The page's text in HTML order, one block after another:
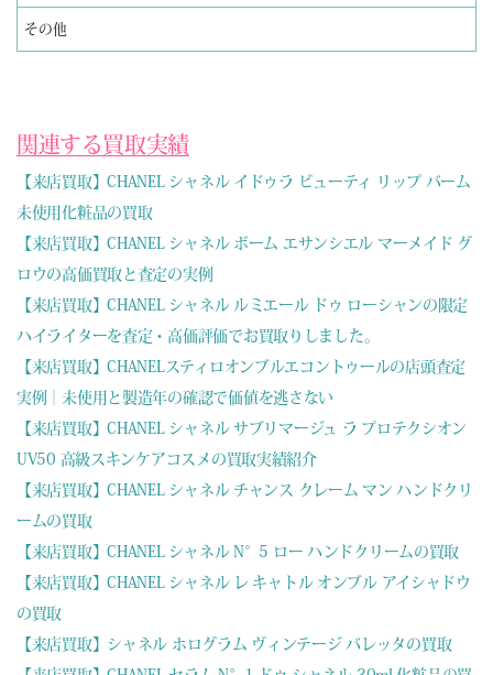
その他
関連する買取実績
【来店買取】CHANEL シャネル イドゥラ ビューティ リップ バーム
未使用化粧品の買取
【来店買取】CHANEL シャネル ボーム エサンシエル マーメイド グ
ロウの高価買取と査定の実例
【来店買取】CHANEL シャネル ルミエール ドゥ ローシャンの限定
ハイライターを査定・高価評価でお買取りしました。
【来店買取】CHANELスティロオンブルエコントゥールの店頭査定
実例｜未使用と製造年の確認で価値を逃さない
【来店買取】CHANEL シャネル サブリマージュ ラ プロテクシオン
UV50 高級スキンケアコスメの買取実績紹介
【来店買取】CHANEL シャネル チャンス クレーム マン ハンドクリ
ームの買取
【来店買取】CHANEL シャネル N°5 ロー ハンドクリームの買取
【来店買取】CHANEL シャネル レ キャトル オンブル アイシャドウ
の買取
【来店買取】シャネル ホログラム ヴィンテージ バレッタの買取